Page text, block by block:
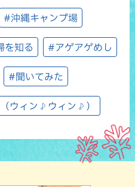
#沖縄キャンプ場
を知る #アゲアゲめし
#聞いてみた
ウィン♪ウィン♪）